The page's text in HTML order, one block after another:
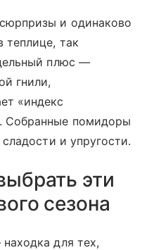
и одинаково
теплице, так
плюс —
гнили,
«индекс
Собранные помидоры
и упругости.
эти
сезона
для тех,